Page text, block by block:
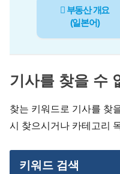
부동산 개요
(일본어)
기사를 찾을 수
찾는 키워드로 기사를 찾
시 찾으시거나 카테고리
키워드 검색